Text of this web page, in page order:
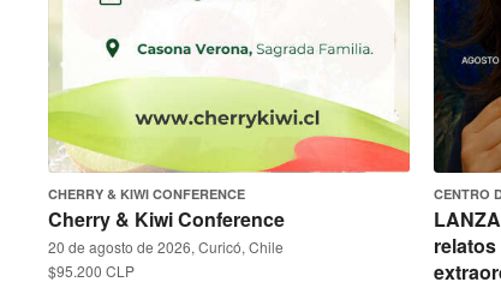
CHERRY & KIWI CONFERENCE
Cherry & Kiwi Conference
20 de agosto de 2026, Curicó, Chile
$95.200 CLP
CENTRO